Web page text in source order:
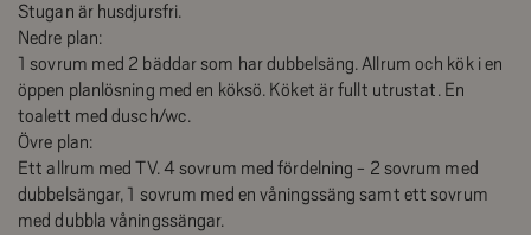
Stugan är husdjursfri.
Nedre plan:
1 sovrum med 2 bäddar som har dubbelsäng. Allrum och kök i en
öppen planlösning med en köksö. Köket är fullt utrustat. En
toalett med dusch/wc.
Övre plan:
Ett allrum med TV. 4 sovrum med fördelning - 2 sovrum med
dubbelsängar, 1 sovrum med en våningssäng samt ett sovrum
med dubbla våningssängar.